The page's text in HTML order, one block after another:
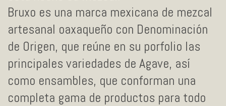
Bruxo es una marca mexicana de mezcal
artesanal oaxaqueño con Denominación
de Origen, que reúne en su porfolio las
principales variedades de Agave, así
como ensambles, que conforman una
completa gama de productos para todo